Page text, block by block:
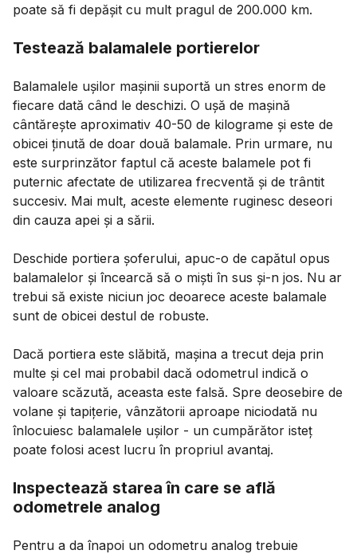
poate să fi depășit cu mult pragul de 200.000 km.
Testează balamalele portierelor
Balamalele ușilor mașinii suportă un stres enorm de
fiecare dată când le deschizi. O ușă de mașină
cântărește aproximativ 40-50 de kilograme și este de
obicei ținută de doar două balamale. Prin urmare, nu
este surprinzător faptul că aceste balamele pot fi
puternic afectate de utilizarea frecventă și de trântit
succesiv. Mai mult, aceste elemente ruginesc deseori
din cauza apei și a sării.
Deschide portiera șoferului, apuc-o de capătul opus
balamalelor și încearcă să o miști în sus și-n jos. Nu ar
trebui să existe niciun joc deoarece aceste balamale
sunt de obicei destul de robuste.
Dacă portiera este slăbită, mașina a trecut deja prin
multe și cel mai probabil dacă odometrul indică o
valoare scăzută, aceasta este falsă. Spre deosebire de
volane și tapițerie, vânzătorii aproape niciodată nu
înlocuiesc balamalele ușilor - un cumpărător isteț
poate folosi acest lucru în propriul avantaj.
Inspectează starea în care se află
odometrele analog
Pentru a da înapoi un odometru analog trebuie